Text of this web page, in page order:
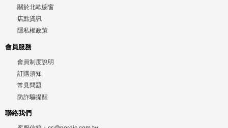
關於北歐櫥窗
店點資訊
隱私權政策
會員服務
會員制度說明
訂購須知
常見問題
防詐騙提醒
聯絡我們